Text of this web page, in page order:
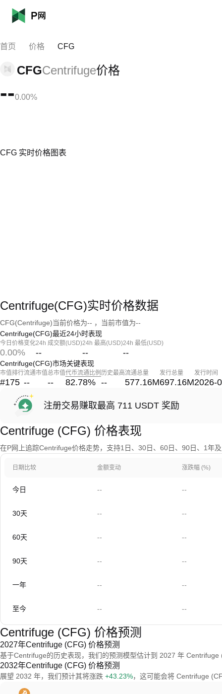
首页 价格 CFG
CFGCentrifuge价格
--0.00%
CFG 实时价格图表
Centrifuge(CFG)实时价格数据
CFG(Centrifuge)当前价格为-- ，当前市值为--
Centrifuge(CFG)最近24小时表现
今日价格变化
0.00%
24h 成交额(USD)
--
24h 最高(USD)
--
24h 最低(USD)
--
Centrifuge(CFG)市场关键表现
市值排行
#175
流通市值
--
总市值
--
代币流通比例
82.78%
历史最高
--
流通总量
577.16M
发行总量
697.16M
发行时间
2026-
注册交易赚取最高 711 USDT 奖励
Centrifuge (CFG) 价格表现
在P网上追踪Centrifuge价格走势，支持1日、30日、60日、90日、1年
日期比较 金额变动 涨跌幅 (%)
今日 -- --
30天 -- --
60天 -- --
90天 -- --
一年 -- --
至今 -- --
Centrifuge (CFG) 价格预测
2027年Centrifuge (CFG) 价格预测
基于Centrifuge的历史表现，我们的预测模型估计到 2027 年
2032年Centrifuge (CFG) 价格预测
展望 2032 年，我们预计其将涨跌 +43.23%，这可能会将 Centrifuge